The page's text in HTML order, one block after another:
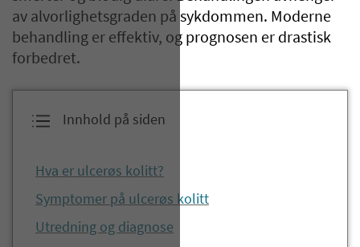
av alvorlighetsgraden på sykdommen. Moderne
behandling er effektiv, og prognosen er drastisk
forbedret.
Innhold på siden
Hva er ulcerøs kolitt?
Symptomer på ulcerøs kolitt
Utredning og diagnose